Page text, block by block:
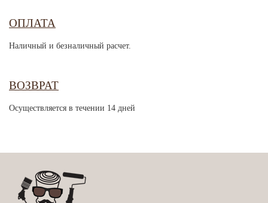
ОПЛАТА
Наличный и безналичный расчет.
ВОЗВРАТ
Осуществляется в течении 14 дней